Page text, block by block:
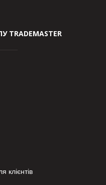
TRADEMASTER
клієнтів